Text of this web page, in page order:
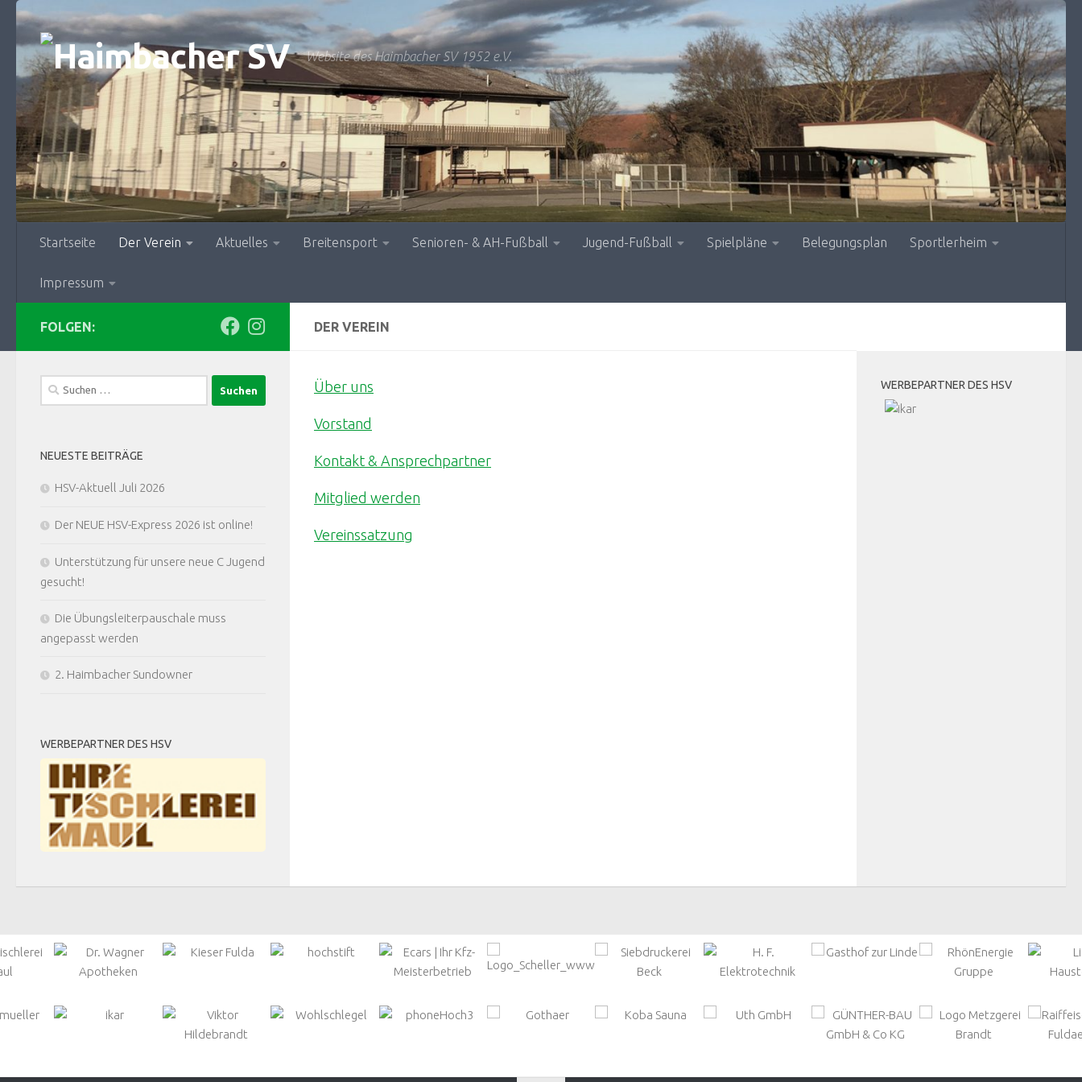
Zum Inhalt springen
Website des Haimbacher SV 1952 e.V.
Startseite Der Verein Aktuelles Breitensport Senioren- & AH-Fußball Jugend-Fußball Spielpläne Belegungsplan Sportlerheim
Impressum
DER VEREIN
Über uns
Vorstand
Kontakt & Ansprechpartner
Mitglied werden
Vereinssatzung
FOLGEN:
Suchen
nach:
NEUESTE BEITRÄGE
HSV-Aktuell Juli 2026
Der NEUE HSV-Express 2026 ist online!
Unterstützung für unsere neue C Jugend
gesucht!
Die Übungsleiterpauschale muss
angepasst werden
2. Haimbacher Sundowner
WERBEPARTNER DES HSV
WERBEPARTNER DES HSV